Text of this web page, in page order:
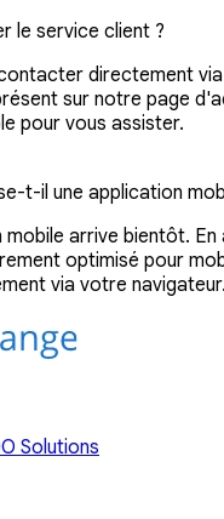
le service client ?
directement
sur notre page
pour vous assister.
t-il une application
mobile arrive bientôt. En
optimisé pour
via votre navigateur.
Solutions